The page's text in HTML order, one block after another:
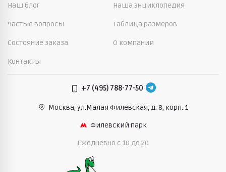
Наш блог Наша энциклопедия
Частые вопросы Таблица размеров
Состояние заказа О компании
Контакты
+7 (495) 788-77-50
Москва, ул.Малая Филевская, д. 8, корп. 1
Филевский парк
Ежедневно c 10 до 20